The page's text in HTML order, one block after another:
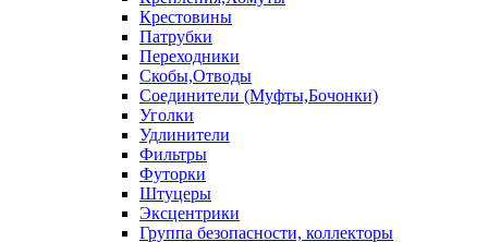
Крестовины
Патрубки
Переходники
Скобы,Отводы
Соединители (Муфты,Бочонки)
Уголки
Удлинители
Фильтры
Футорки
Штуцеры
Эксцентрики
Группа безопасности, коллекторы